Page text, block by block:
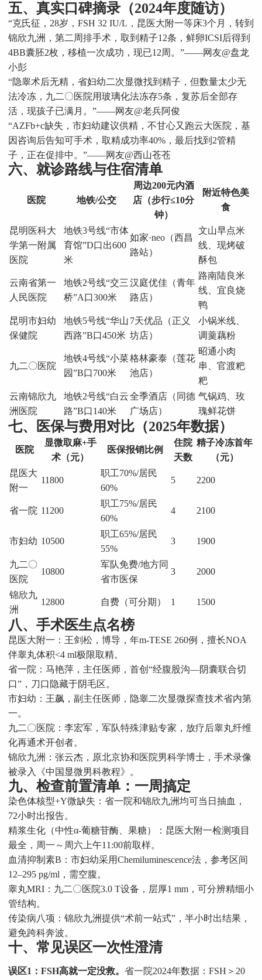
五、真实口碑摘录（2024年度随访）
“克氏征，28岁，FSH 32 IU/L，昆医大附一等床3个月，转到
锦欣九洲，第二周排手术，取到精子12条，鲜卵ICSI后得到
4BB囊胚2枚，移植一次成功，现已12周。”——网友@盘龙
小彭
“隐睾术后无精，省妇幼二次显微找到精子，但数量太少无
法冷冻，九二〇医院用玻璃化法冻存5条，复苏后全部存
活，现孩子已满月。”——网友@老兵阿俊
“AZFb+c缺失，市妇幼建议供精，不甘心又跑云大医院，基
因咨询后告知可手术，取精成功率40%，最后找到2管精
子，正在促排中。”——网友@西山苍苍
六、就诊路线与住宿清单
医院 地铁/公交
周边200元内酒
店（步行≤10分
钟）
附近特色美
食
昆明医科大
学第一附属
医院
地铁3号线“市体
育馆”D口出600
米
如家·neo（西昌
路站）
文山早点米
线、现烤破
酥包
云南省第一
人民医院
地铁2号线“交三
桥”A口300米
汉庭优佳（青年
路店）
路南陆良米
线、宜良烧
鸭
昆明市妇幼
保健院
地铁5号线“华山
西路”B口450米
7天优品（正义
坊店）
小锅米线、
调羹藕粉
九二〇医院
地铁4号线“小菜
园”B口700米
格林豪泰（莲花
池店）
昭通小肉
串、官渡粑
粑
云南锦欣九
洲医院
地铁2号线“白云
路”B口140米
全季酒店（同德
广场店）
气锅鸡、玫
瑰鲜花饼
七、医保与费用对比（2025年数据）
医院
显微取麻+手
术（元）
医保报销比例
住院
天数
精子冷冻首年
（元）
昆医大
附一
11800
职工70%/居民
60%
5 2200
省一院 11200
职工75%/居民
60%
4 2100
市妇幼 10500
职工65%/居民
55%
3 1900
九二〇
医院
10800
军队免费/地方同
省市医保
3 2000
锦欣九
洲
12800 自费（可分期） 1 1500
八、手术医生点名榜
昆医大附一：王剑松，博导，年m-TESE 260例，擅长NOA
伴睾丸体积<4 ml极限取精。
省一院：马艳萍，主任医师，首创“经腹股沟—阴囊联合切
口”，刀口隐藏于阴毛区。
市妇幼：王飙，副主任医师，隐睾二次显微探查技术省内第
一。
九二〇医院：李宏军，军队特殊津贴专家，放疗后睾丸纤维
化再通术开创者。
锦欣九洲：张云杰，原北京协和医院男科学博士，手术录像
被录入《中国显微男科教程》。
九、检查前置清单：一周搞定
染色体核型+Y微缺失：省一院和锦欣九洲均可当日抽血，
72小时出报告。
精浆生化（中性α-葡糖苷酶、果糖）：昆医大附一检测项目
最全，周一～周六上午11:00前取样。
血清抑制素B：市妇幼采用Chemiluminescence法，参考区间
12–295 pg/ml，需空腹。
睾丸MRI：九二〇医院3.0 T设备，层厚1 mm，可分辨精细小
管结构。
传染病八项：锦欣九洲提供“术前一站式”，半小时出结果，
避免跨科奔波。
十、常见误区一次性澄清
误区1：FSH高就一定没救。 省一院2024年数据：FSH＞20